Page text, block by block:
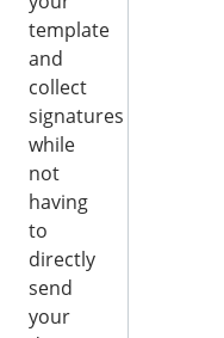
template
and
collect
signatures
while
not
having
to
directly
send
your